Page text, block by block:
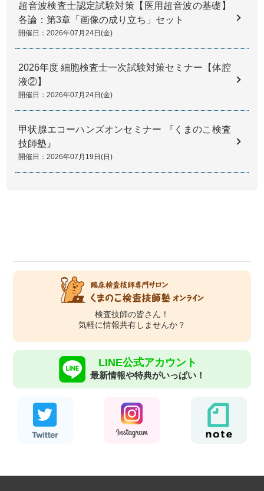
超音波検査士認定試験対策【医用超音波の基礎】
各論：第3章「画像の成り立ち」セット
開催日：2026年07月24日(金)
2026年度 細胞検査士一次試験対策セミナー【体腔
液②】
開催日：2026年07月24日(金)
甲状腺エコーハンズオンセミナー 『くまのこ検査
技師塾』
開催日：2026年07月19日(日)
検査技師の皆さん！
気軽に情報共有しませんか？
LINE公式アカウント
最新情報や特典がいっぱい！